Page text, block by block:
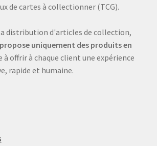
de cartes à collectionner (TCG).
distribution d'articles de collection,
propose uniquement des produits en
offrir à chaque client une expérience
rapide et humaine.